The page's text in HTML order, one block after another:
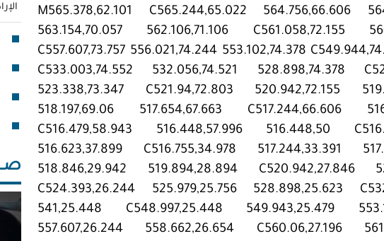
M565.378,62.101 C565.244,65.022 564.756,66.606
563.154,70.057 562.106,71.106 C561.058,72.155
C557.607,73.757 556.021,74.244 553.102,74.378
C533.003,74.552 532.056,74.521 528.898,74.378
523.338,73.347 C521.94,72.803 520.942,72.155
518.197,69.06 517.654,67.663 C517.244,66.606
C516.479,58.943 516.448,57.996 516.448,50
516.623,37.899 C516.755,34.978 517.244,33.391
518.846,29.942 519.894,28.894 C520.942,27.846
C524.393,26.244 525.979,25.756 528.898,25.623
541,25.448 C548.997,25.448 549.943,25.479
557.607,26.244 558.662,26.654 C560.06,27.196